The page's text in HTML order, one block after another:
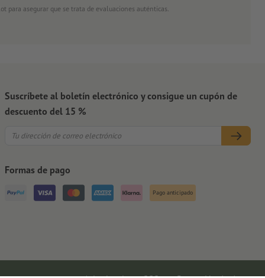
para asegurar que se trata de evaluaciones auténticas.
Suscríbete al boletín electrónico y consigue un cupón de
descuento del 15 %
Formas de pago
Pago anticipado